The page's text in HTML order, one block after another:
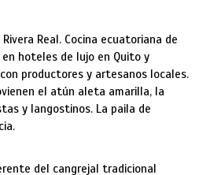
Real. Cocina ecuatoriana de
hoteles de lujo en Quito y
productores y artesanos locales.
el atún aleta amarilla, la
y langostinos. La paila de
del cangrejal tradicional